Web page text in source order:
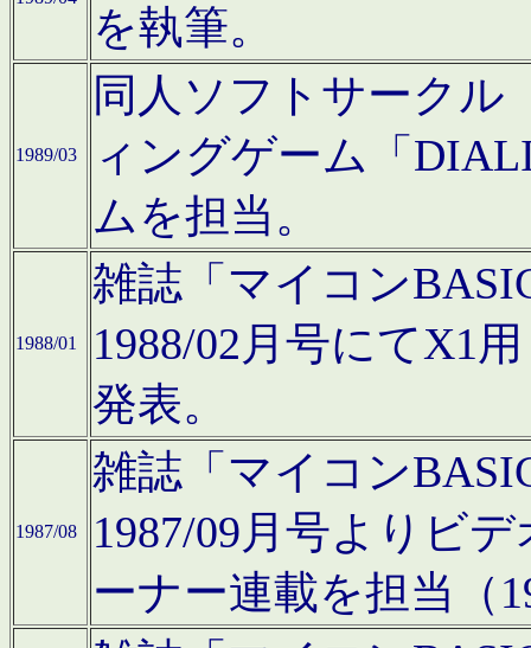
を執筆。
1989/03
同人ソフトサークル
ィングゲーム「
ムを担当。
1988/01
雑誌「マイコン
1988/02月号にてX1
発表。
1987/08
雑誌「マイコン
1987/09月号よりビ
ーナー連載を担当（